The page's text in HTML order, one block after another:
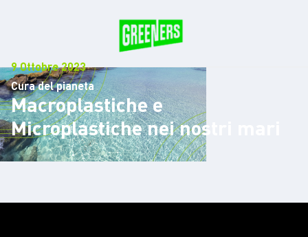
9 Ottobre 2023
Cura del pianeta
Macroplastiche e
Microplastiche nei nostri mari